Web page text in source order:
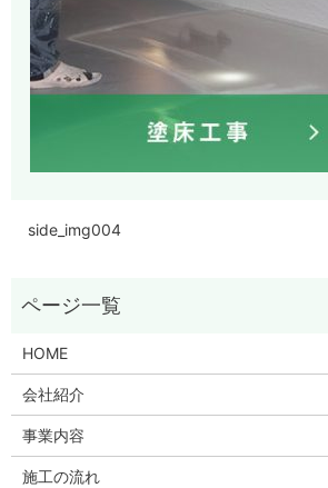
side_img004
HOME
会社紹介
事業内容
施工の流れ